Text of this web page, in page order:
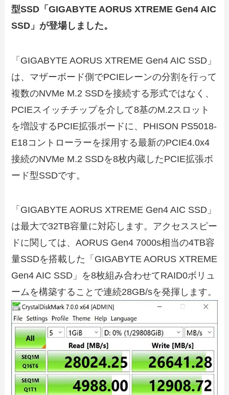
型SSD「GIGABYTE AORUS XTREME Gen4 AIC
SSD」が登場しました。
「GIGABYTE AORUS XTREME Gen4 AIC SSD」
は、マザーボード側でPCIEレーンの分割を行って
複数のNVMe M.2 SSDを接続する形式ではなく、
PCIEスイッチチップを介して8基のM.2スロット
を増設するPCIE拡張ボードに、PHISON PS5018-
E18コントローラーを採用する最新のPCIE4.0x4
接続のNVMe M.2 SSDを8枚内蔵したPCIE拡張ボ
ード型SSDです。
「GIGABYTE AORUS XTREME Gen4 AIC SSD」
は最大で32TB容量に対応します。アクセススピー
ドに関しては、AORUS Gen4 7000s相当の4TB容
量SSDを搭載した「GIGABYTE AORUS XTREME
Gen4 AIC SSD」を8枚組み合わせてRAID0ボリュ
ームを構築することで連続28GB/sを発揮します。